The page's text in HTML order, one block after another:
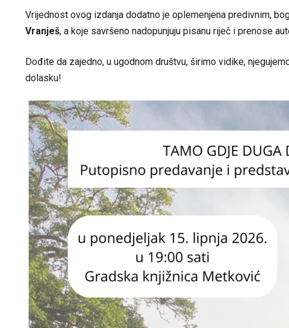
Vrijednost ovog izdanja dodatno je oplemenjena predivnim,
Vranješ, a koje savršeno nadopunjuju pisanu riječ i prenose
Dođite da zajedno, u ugodnom društvu, širimo vidike,
dolasku!